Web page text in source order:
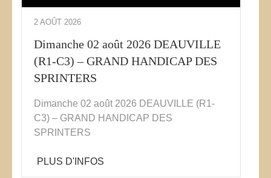
2 AOÛT 2026
Dimanche 02 août 2026 DEAUVILLE
(R1-C3) – GRAND HANDICAP DES
SPRINTERS
Dimanche 02 août 2026 DEAUVILLE (R1-
C3) – GRAND HANDICAP DES
SPRINTERS
PLUS D'INFOS